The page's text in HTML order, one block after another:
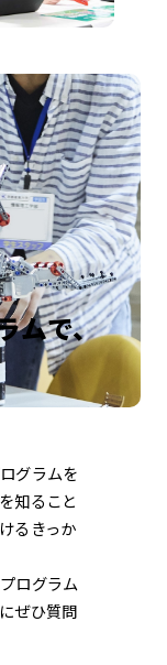
ムで、
グラムを
知ること
るきっか
ログラム
ぜひ質問